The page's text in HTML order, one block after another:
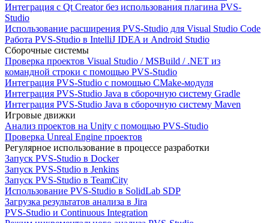
Интеграция с Qt Creator без использования плагина PVS-
Studio
Использование расширения PVS-Studio для Visual Studio Code
Работа PVS-Studio в IntelliJ IDEA и Android Studio
Сборочные системы
Проверка проектов Visual Studio / MSBuild / .NET из
командной строки с помощью PVS-Studio
Интеграция PVS-Studio с помощью CMake-модуля
Интеграция PVS-Studio Java в сборочную систему Gradle
Интеграция PVS-Studio Java в сборочную систему Maven
Игровые движки
Анализ проектов на Unity с помощью PVS-Studio
Проверка Unreal Engine проектов
Регулярное использование в процессе разработки
Запуск PVS-Studio в Docker
Запуск PVS-Studio в Jenkins
Запуск PVS-Studio в TeamCity
Использование PVS-Studio в SolidLab SDP
Загрузка результатов анализа в Jira
PVS-Studio и Continuous Integration